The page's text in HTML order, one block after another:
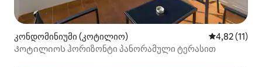
კონდომინიუმი (კოტილიო) საშუალო
4,82 (11)
Კოტილიოს ჰორიზონტი პანორამული ტერასით